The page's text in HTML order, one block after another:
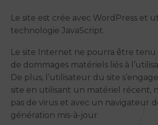
Le site est crée avec WordPress et
technologie JavaScript.
Le site Internet ne pourra être tenu
de dommages matériels liés à
De plus, l’utilisateur du site
site en utilisant un matériel récent,
pas de virus et avec un navigateur
génération mis-à-jour